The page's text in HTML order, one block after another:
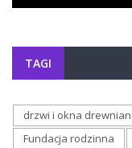
TAGI
drzwi i okna
Fundacja rodzinna